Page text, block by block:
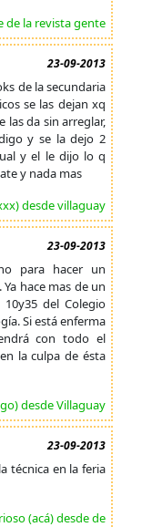
de la revista gente
23-09-2013
de la secundaria
se las dejan xq
las da sin arreglar,
y se la dejo 2
y el le dijo lo q
y nada mas
desde villaguay
23-09-2013
para hacer un
hace mas de un
del Colegio
Si está enferma
con todo el
la culpa de ésta
desde Villaguay
23-09-2013
técnica en la feria
(acá) desde de